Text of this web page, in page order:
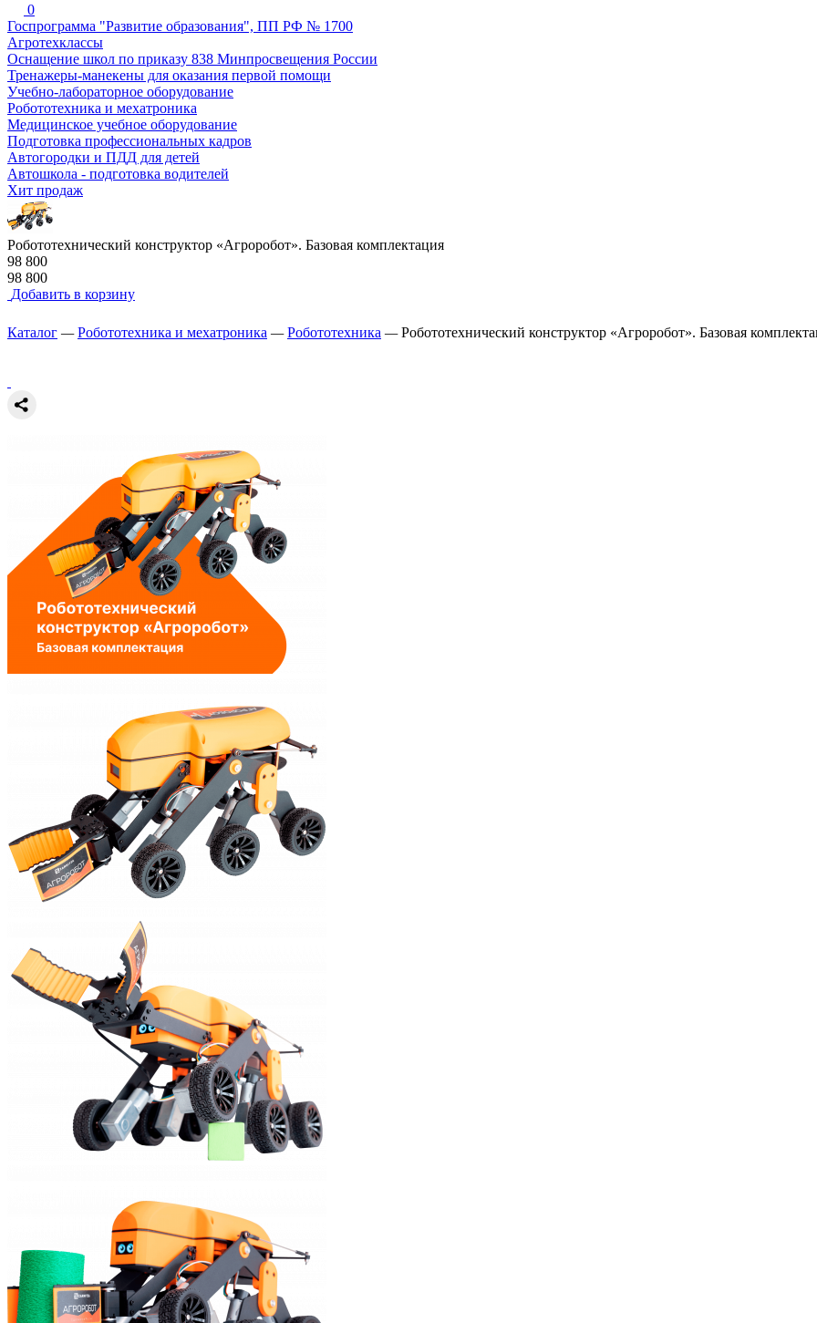
0
Госпрограмма "Развитие образования", ПП РФ № 1700
Агротехклассы
Оснащение школ по приказу 838 Минпросвещения России
Тренажеры-манекены для оказания первой помощи
Учебно-лабораторное оборудование
Робототехника и мехатроника
Медицинское учебное оборудование
Подготовка профессиональных кадров
Автогородки и ПДД для детей
Автошкола - подготовка водителей
Хит продаж
Робототехнический конструктор «Агроробот». Базовая комплектация
98 800
98 800
Добавить в корзину
Каталог —Робототехника и мехатроника —Робототехника —Робототехнический конструктор «Агроробот». Базовая